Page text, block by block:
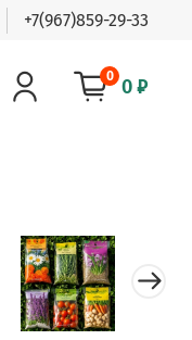
+7(967)859-29-33
0 0 ₽